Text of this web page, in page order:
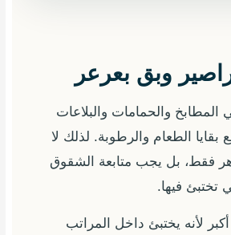
وبق بعرعر
المطابخ والحمامات والبلاعات
بقايا الطعام والرطوبة. لذلك لا
فقط، بل يجب متابعة الشقوق
تختبئ فيها.
أكبر لأنه يختبئ داخل المراتب